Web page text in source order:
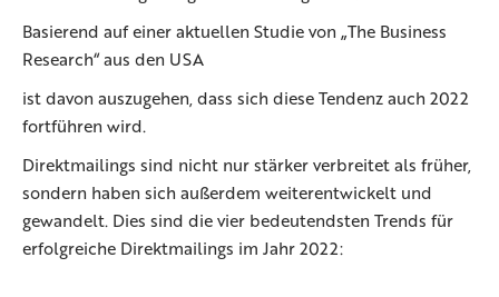
Basierend auf einer aktuellen Studie von „The Business
Research“ aus den USA
ist davon auszugehen, dass sich diese Tendenz auch 2022
fortführen wird.
Direktmailings sind nicht nur stärker verbreitet als früher,
sondern haben sich außerdem weiterentwickelt und
gewandelt. Dies sind die vier bedeutendsten Trends für
erfolgreiche Direktmailings im Jahr 2022: